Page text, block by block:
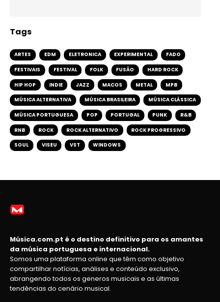
Tags
ARTES EDM ELETRONICA EXPERIMENTAL FADO
FESTIVAIS FESTIVAL FOLK FUSÃO HARD ROCK
HIP HOP INDIE JAZZ MACOS METAL MPB
MÚSICA ALTERNATIVA MÚSICA BRASILEIRA MÚSICA CLÁSSICA
MÚSICA PORTUGUESA POP PORTUGAL PUNK R&B
RNB ROCK ROCK ALTERNATIVO ROCK PROGRESSIVO
SOUL VISEU VST WINDOWS
Música.com.pt é o destino definitivo para os amantes
da música portuguesa e internacional.
Somos uma plataforma online que têm como objetivo
compartilhar notícias, análises e conteúdo exclusivo,
abrangendo todos os generos musicais e as últimas
tendências do cenário musical.